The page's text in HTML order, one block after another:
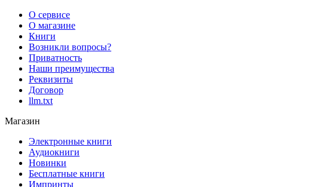
О сервисе
О магазине
Книги
Возникли вопросы?
Приватность
Наши преимущества
Реквизиты
Договор
llm.txt
Магазин
Электронные книги
Аудиокниги
Новинки
Бесплатные книги
Импринты